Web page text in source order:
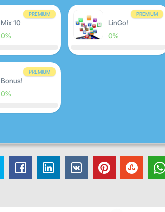
PREMIUM
Mix 10
0%
PREMIUM
LinGo!
0%
PREMIUM
Bonus!
0%